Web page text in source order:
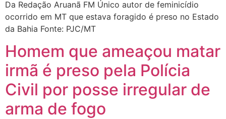
Da Redação Aruanã FM Único autor de feminicídio
ocorrido em MT que estava foragido é preso no Estado
da Bahia Fonte: PJC/MT
Homem que ameaçou matar
irmã é preso pela Polícia
Civil por posse irregular de
arma de fogo